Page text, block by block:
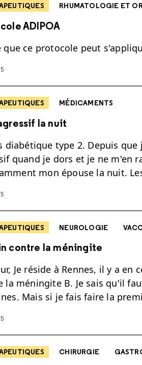
RHUMATOLOGIE ET
ADIPOA
que ce protocole peut
MÉDICAMENTS
la nuit
diabétique type 2. Depuis
quand je dors et je ne m'en
mon épouse la nuit.
NEUROLOGIE
contre la méningite
Je réside à Rennes, il y a
la méningite B. Je sais qu'il
Mais si je fais faire la
CHIRURGIE